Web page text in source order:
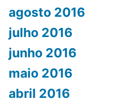
agosto 2016
julho 2016
junho 2016
maio 2016
abril 2016